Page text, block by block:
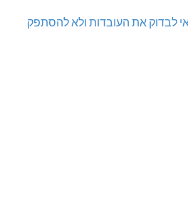
לבדוק את העובדות ולא להסתפק